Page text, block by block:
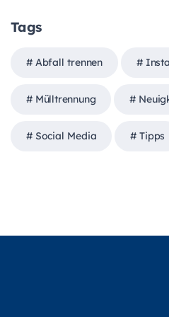
Tags
Abfall trennen
Mülltrennung
Social Media Tipps